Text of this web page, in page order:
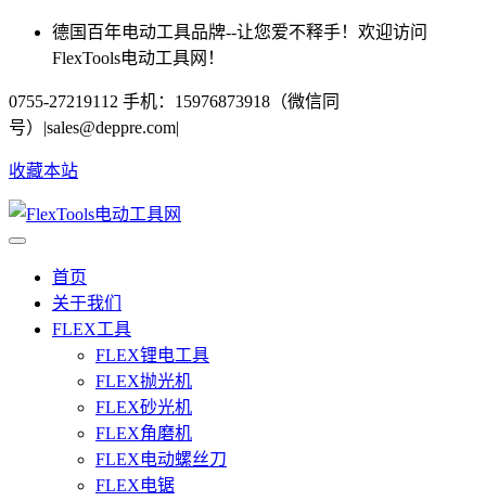
德国百年电动工具品牌--让您爱不释手！欢迎访问
FlexTools电动工具网！
0755-27219112 手机：15976873918（微信同
号） |sales@deppre.com|
收藏本站
首页
关于我们
FLEX工具
FLEX锂电工具
FLEX抛光机
FLEX砂光机
FLEX角磨机
FLEX电动螺丝刀
FLEX电锯